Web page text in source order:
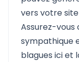
vers votre
Assurez-
sympathique
blagues ici et